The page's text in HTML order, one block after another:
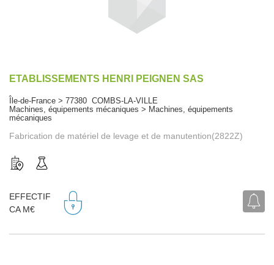
ETABLISSEMENTS HENRI PEIGNEN SAS
Île-de-France > 77380 COMBS-LA-VILLE
Machines, équipements mécaniques > Machines, équipements
mécaniques
Fabrication de matériel de levage et de manutention(2822Z)
EFFECTIF
CA M€